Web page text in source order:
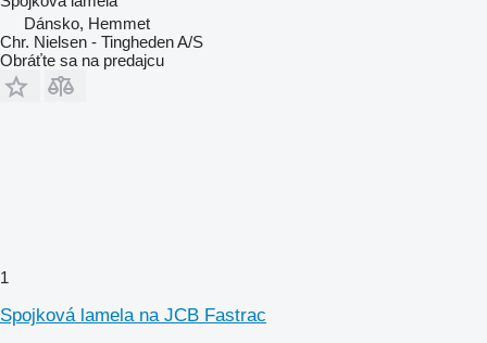
Dánsko, Hemmet
Chr. Nielsen - Tingheden A/S
Obráťte sa na predajcu
1
Spojková lamela na JCB Fastrac